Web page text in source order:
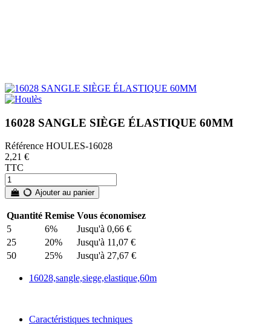
16028 SANGLE SIÈGE ÉLASTIQUE 60MM
Référence HOULES-16028
2,21 €
TTC
Ajouter au panier
Quantité Remise Vous économisez
5
6%
Jusqu'à 0,66 €
25
20%
Jusqu'à 11,07 €
50
25% Jusqu'à 27,67 €
16028,sangle,siege,elastique,60m
Caractéristiques techniques